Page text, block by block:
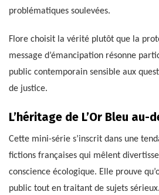
problématiques soulevées.
Flore choisit la vérité plutôt que la
message d’émancipation résonne
public contemporain sensible aux
de justice.
L’héritage de L’Or Bleu
Cette mini-série s’inscrit dans une
fictions françaises qui mêlent
conscience écologique. Elle prouve
public tout en traitant de sujets sérieux.